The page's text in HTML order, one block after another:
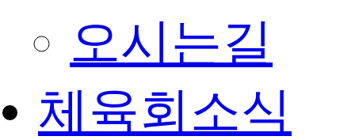
오시는길
체육회소식